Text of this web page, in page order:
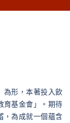
為形，本著投入飲
育基金會」。期待
，為成就一個蘊含